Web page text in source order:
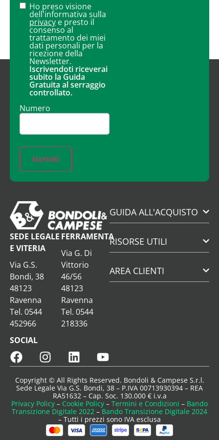
Ho preso visione
dell'informativa sulla
privacy e presto il
consenso al
trattamento dei miei
dati personali per la
ricezione della
Newsletter.
Iscrivendoti riceverai
subito la Guida
Gratuita al serraggio
controllato.
Numero
Iscriviti
SEDE LEGALE
E VITERIA
Via G.S.
Bondi, 38
48123
Ravenna
Tel. 0544
452966
FERRAMENTA
Via G. Di
Vittorio
46/56
48123
Ravenna
Tel. 0544
218336
SOCIAL
GUIDA ALL'ACQUISTO
RISORSE UTILI
AREA CLIENTI
Copyright © All Rights Reserved. Bondoli & Campese S.r.l.
Sede Legale Via G.S. Bondi, 38 – P.IVA 00713930394 – REA
RA51632 – Cap. Soc. 130.000 € i.v.a
Privacy Policy – Cookie Policy – Termini e Condizioni – Bando
Transizione Digitale 2022 – Bando Transizione Digitale 2024
– Tutti i prezzi sono IVA esclusa